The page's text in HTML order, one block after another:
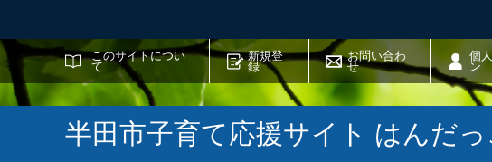
このサイトについ
て
新規登
録
お問い合わ
せ
個
ン
サイト内検索
半田市子育て応援サイト はんだっ